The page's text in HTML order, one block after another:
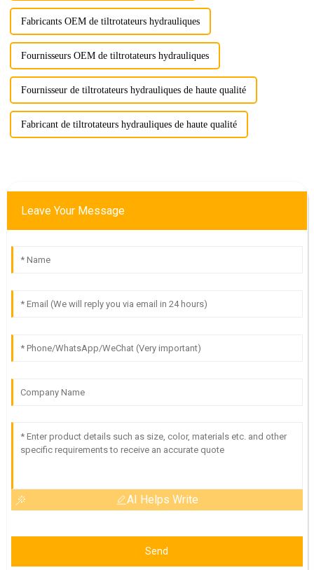
Fabricants OEM de tiltrotateurs hydrauliques
Fournisseurs OEM de tiltrotateurs hydrauliques
Fournisseur de tiltrotateurs hydrauliques de haute qualité
Fabricant de tiltrotateurs hydrauliques de haute qualité
Leave Your Message
AI Helps Write
Send